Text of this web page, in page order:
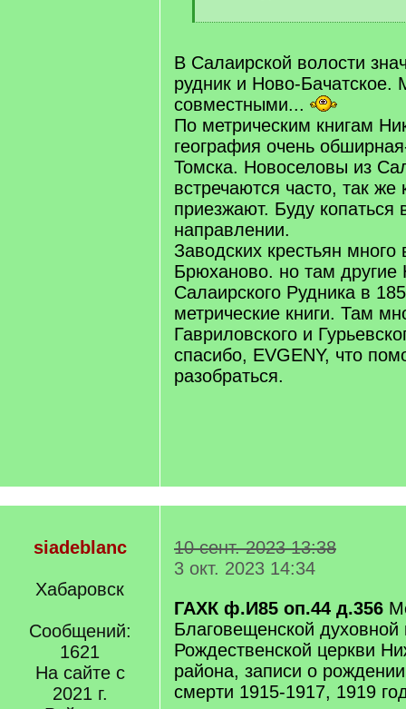
[
q
]
В Салаирской волости
рудник и Ново-Бачатское.
совместными...
По метрическим книгам
география очень
Томска. Новоселовы из
встречаются часто, так же
приезжают. Буду копаться
направлении.
Заводских крестьян много
Брюханово. но там
Салаирского Рудника в
метрические книги. Там
Гавриловского и
спасибо, EVGENY, что
разобраться.
siadeblanc
Хабаровск
Сообщений:
1621
На сайте с
2021 г.
10 сент. 2023 13:38
3 окт. 2023 14:34
ГАХК ф.И85 оп.44 д.356
Благовещенской духовной
Рождественской церкви
района, записи о
смерти 1915-1917, 1919